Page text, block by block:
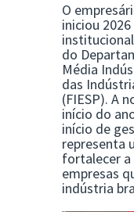
O
iniciou
do
Média
das
(FIESP). A
início do
início de
representa
fortalecer
empresas
indústria